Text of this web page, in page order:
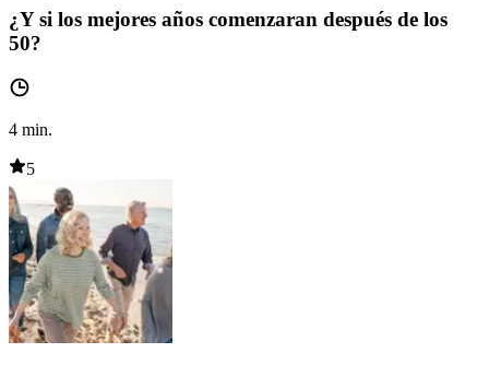
¿Y si los mejores años comenzaran después de los
50?
4 min.
5